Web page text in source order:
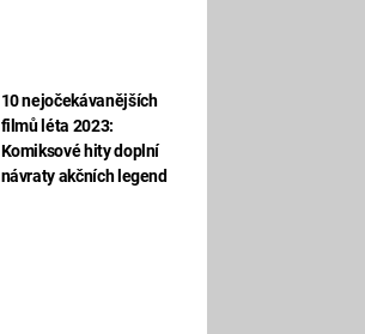
10 nejočekávanějších
filmů léta 2023:
Komiksové hity doplní
návraty akčních legend